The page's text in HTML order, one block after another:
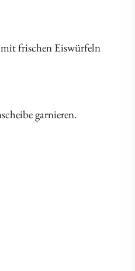
frischen Eiswürfeln
garnieren.